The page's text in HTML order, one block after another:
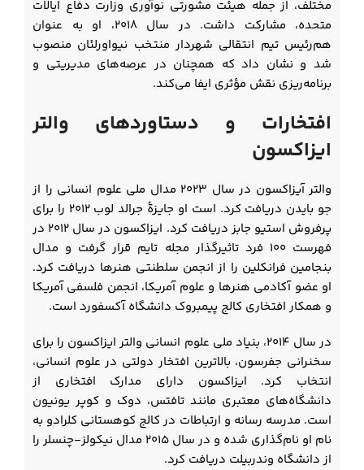
مختلف، از جمله هیئت مشورتی نوآوری وزارت دفاع ایالات
متحده، مشارکت داشت. در سال ۲۰۱۸، او به عنوان
هم‌رئیس تیم انتقالی شهردار منتخب نیواورلئان منصوب
شد و نشان داد که همچنان در عرصه‌های مدیریتی و
برنامه‌ریزی نقش مؤثری ایفا می‌کند.
افتخارات و دستاوردهای والتر
ایزاکسون
والتر آیزاکسون در سال ۲۰۲۳ مدال ملی علوم انسانی را از
جو بایدن دریافت کرد. است او جایزۀ جرالد لوب ۲۰۱۲ را برای
پرفروش استیو جابز دریافت کرد. ایزاکسون در سال ۲۰۱۲ در
فهرست ۱۰۰ فرد تاثیرگذار مجله تایم قرار گرفت و مدال
بنجامین فرانکلین را از انجمن سلطنتی هنرها دریافت کرد.
او عضو آکادمی هنرها و علوم آمریکا، انجمن فلسفی آمریکا
و همکار افتخاری کالج پیمبروک دانشگاه آکسفورد است.
در سال ۲۰۱۴، بنیاد ملی علوم انسانی والتر ایزاکسون را برای
سخنرانی جفرسون، بالاترین افتخار دولتی در علوم انسانی،
انتخاب کرد. ایزاکسون دارای مدارک افتخاری از
دانشگاه‌های معتبری مانند تافتس، دوک و کوپر یونیون
است. مدرسه رسانه و ارتباطات در کالج کوهستانی کلرادو به
نام او نام‌گذاری شده و در سال ۲۰۱۵ مدال نیکولز-چنسلر را
از دانشگاه وندربیلت دریافت کرد.